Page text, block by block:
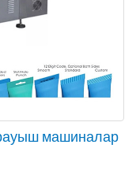
машиналар